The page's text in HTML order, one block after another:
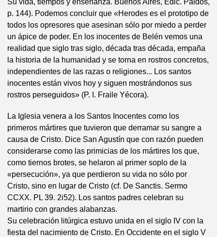
Su vida, tiempos y enseñanza. Buenos Aires, Edic. Paidós,
p. 144). Podemos concluir que «Herodes es el prototipo de
todos los opresores que asesinan sólo por miedo a perder
un ápice de poder. En los inocentes de Belén vemos una
realidad que siglo tras siglo, década tras década, empaña
la historia de la humanidad y se torna en rostros concretos,
independientes de las razas o religiones... Los santos
inocentes están vivos hoy y siguen mostrándonos sus
rostros perseguidos» (P. I. Fraile Yécora).
La Iglesia venera a los Santos Inocentes como los
primeros mártires que tuvieron que derramar su sangre a
causa de Cristo. Dice San Agustín que con razón pueden
considerarse como las primicias de los mártires los que,
como tiernos brotes, se helaron al primer soplo de la
«persecución», ya que perdieron su vida no sólo por
Cristo, sino en lugar de Cristo (cf. De Sanctis. Sermo
CCXX. PL 39. 2i52). Los santos padres celebran su
martirio con grandes alabanzas.
Su celebración litúrgica estuvo unida en el siglo IV con la
fiesta del nacimiento de Cristo. En Occidente en el siglo V